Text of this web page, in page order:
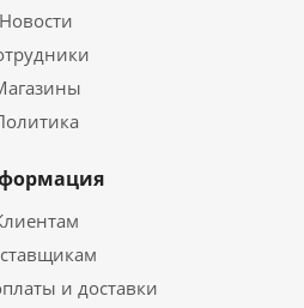
Новости
и доставки